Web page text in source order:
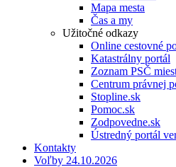
Mapa mesta
Čas a my
Užitočné odkazy
Online cestovné
Katastrálny portál
Zoznam PSČ
Centrum právnej
Stopline.sk
Pomoc.sk
Zodpovedne.sk
Ústredný portál
Kontakty
Voľby 24.10.2026